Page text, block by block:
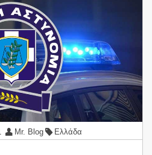
Mr. Blog Ελλάδα